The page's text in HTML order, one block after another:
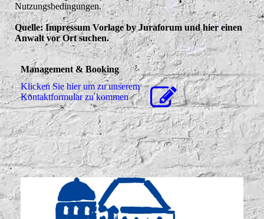
Nutzungsbedingungen.
Quelle: Impressum Vorlage by Juraforum und hier einen
Anwalt vor Ort suchen.
Management & Booking
Klicken Sie hier um zu unserem
Kon­takt­for­mu­lar zu kommen